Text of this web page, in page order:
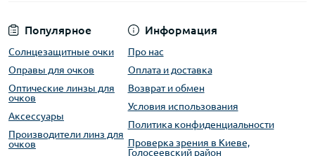
Популярное
Солнцезащитные очки
Оправы для очков
Оптические линзы для
очков
Аксессуары
Производители линз для
очков
Информация
Про нас
Оплата и доставка
Возврат и обмен
Условия использования
Политика конфиденциальности
Проверка зрения в Киеве,
Голосеевский район